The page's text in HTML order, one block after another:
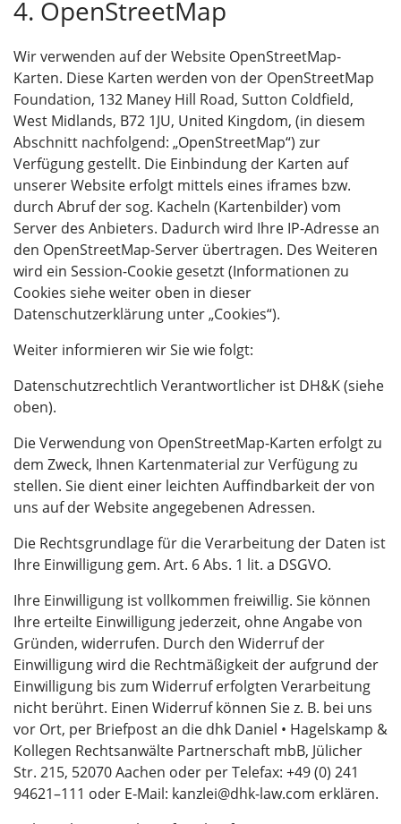
4. OpenStreetMap
Wir verwenden auf der Website OpenStreetMap-
Karten. Diese Karten werden von der OpenStreetMap
Foundation, 132 Maney Hill Road, Sutton Coldfield,
West Midlands, B72 1JU, United Kingdom, (in diesem
Abschnitt nachfolgend: „OpenStreetMap“) zur
Verfügung gestellt. Die Einbindung der Karten auf
unserer Website erfolgt mittels eines iframes bzw.
durch Abruf der sog. Kacheln (Kartenbilder) vom
Server des Anbieters. Dadurch wird Ihre IP-Adresse an
den OpenStreetMap-Server übertragen. Des Weiteren
wird ein Session-Cookie gesetzt (Informationen zu
Cookies siehe weiter oben in dieser
Datenschutzerklärung unter „Cookies“).
Weiter informieren wir Sie wie folgt:
Datenschutzrechtlich Verantwortlicher ist DH&K (siehe
oben).
Die Verwendung von OpenStreetMap-Karten erfolgt zu
dem Zweck, Ihnen Kartenmaterial zur Verfügung zu
stellen. Sie dient einer leichten Auffindbarkeit der von
uns auf der Website angegebenen Adressen.
Die Rechtsgrundlage für die Verarbeitung der Daten ist
Ihre Einwilligung gem. Art. 6 Abs. 1 lit. a DSGVO.
Ihre Einwilligung ist vollkommen freiwillig. Sie können
Ihre erteilte Einwilligung jederzeit, ohne Angabe von
Gründen, widerrufen. Durch den Widerruf der
Einwilligung wird die Rechtmäßigkeit der aufgrund der
Einwilligung bis zum Widerruf erfolgten Verarbeitung
nicht berührt. Einen Widerruf können Sie z. B. bei uns
vor Ort, per Briefpost an die dhk Daniel • Hagelskamp &
Kollegen Rechtsanwälte Partnerschaft mbB, Jülicher
Str. 215, 52070 Aachen oder per Telefax: +49 (0) 241
94621–111 oder E‑Mail: kanzlei@dhk-law.com erklären.